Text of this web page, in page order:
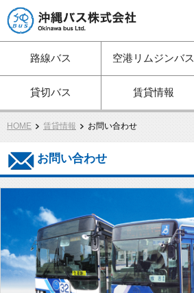
路線バス、ツアーバス、観
光バス、空港リムジン、貸
切バスは沖縄バスへ
路線バス 空港リムジンバス
貸切バス 賃貸情報
HOME 賃貸情報 お問い合わせ
お問い合わせ